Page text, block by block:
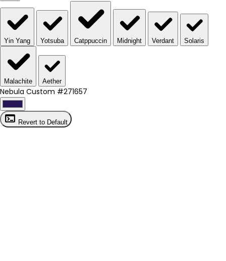
Yin Yang Yotsuba Catppuccin Midnight Verdant Solaris
Malachite Aether
Nebula Custom #271657
terminal Revert to Default